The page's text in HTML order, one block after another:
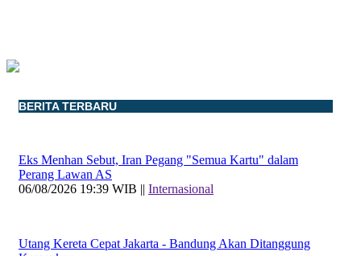
BERITA TERBARU
Eks Menhan Sebut, Iran Pegang "Semua Kartu" dalam
Perang Lawan AS
06/08/2026 19:39 WIB || Internasional
Utang Kereta Cepat Jakarta - Bandung Akan Ditanggung